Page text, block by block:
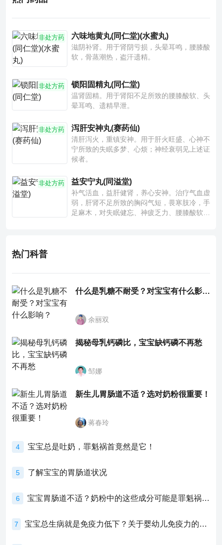
非处方药 六味地黄丸(同仁堂)(水蜜丸)
滋阴补肾。用于肾阴亏损，头晕耳鸣，腰膝酸
软，骨蒸潮热，盗汗遗精。
非处方药 锁阳固精丸(同仁堂)
温肾固精。用于肾阳不足所致的腰膝酸软、头
晕耳鸣、遗精早泄。
非处方药 泻肝安神丸(赛药仙)
清肝泻火，重镇安神。用于肝火旺盛、心神不
宁所致的失眠多梦、心烦；神经衰弱见上述证
候者。
非处方药 益安宁丸(同溢堂)
补气活血，益肝健肾，养心安神。治疗气血虚
弱，肝肾不足所致的胸闷气短，畏寒肢冷，手
足麻木，对失眠健忘、神疲乏力、腰膝酸软也
热门科普
什么是乳糖不耐受？对宝宝有什么影响？
余丽双
揭秘母乳钙磷比，宝宝缺钙磷不再愁
邹娜
新生儿胃肠道不适？选对奶粉很重要！
蒋春玲
4 宝宝总是吐奶，罪魁祸首竟然是它！
5 了解宝宝的胃肠道状况
6 宝宝胃肠道不适？奶粉中的这些成分可能是罪魁祸首！
7 宝宝总生病就是免疫力低下？关于婴幼儿免疫力的真相，家长必须了解！